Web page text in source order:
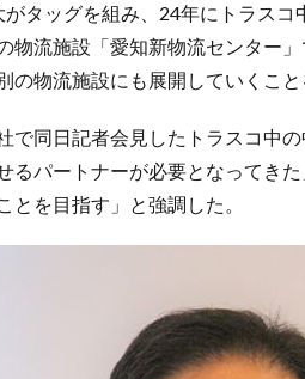
がタッグを組み、24年にトラス
物流施設「愛知新物流センター
の物流施設にも展開していくこと
で同日記者会見したトラスコ中
るパートナーが必要となってき
とを目指す」と強調した。